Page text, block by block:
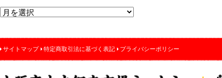
サイトマップ 特定商取引法に基づく表記 プライバシーポリシー